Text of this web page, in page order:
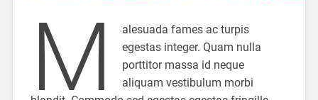
M
alesuada fames ac turpis
egestas integer. Quam nulla
porttitor massa id neque
aliquam vestibulum morbi